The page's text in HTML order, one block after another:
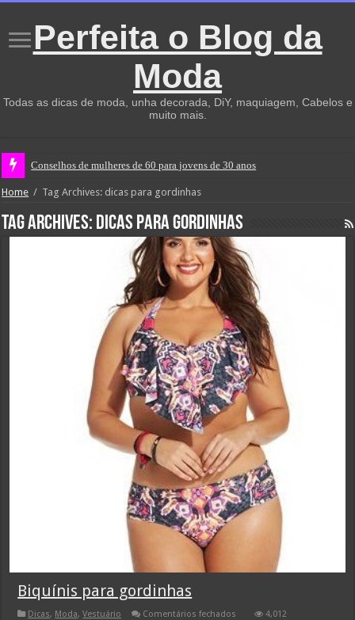
Perfeita o Blog da
Moda
Todas as dicas de moda, unha decorada, DiY, maquiagem, Cabelos e
muito mais.
Conselhos de mulheres de 60 para jovens de 30 anos
Home / Tag Archives: dicas para gordinhas
Tag Archives: dicas para gordinhas
Biquínis para gordinhas
Dicas, Moda,Vestuário Comentários fechados 4,012